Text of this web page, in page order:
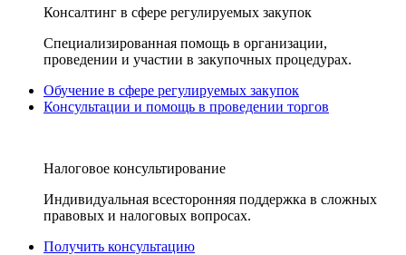
Консалтинг в сфере регулируемых закупок
Специализированная помощь в организации,
проведении и участии в закупочных процедурах.
Обучение в сфере регулируемых закупок
Консультации и помощь в проведении торгов
Налоговое консультирование
Индивидуальная всесторонняя поддержка в сложных
правовых и налоговых вопросах.
Получить консультацию